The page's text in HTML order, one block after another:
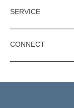
SERVICE
CONNECT